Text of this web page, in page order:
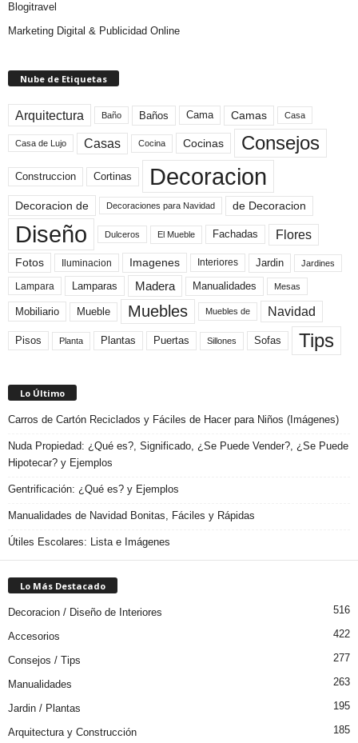
Blogitravel
Marketing Digital & Publicidad Online
Nube de Etiquetas
Arquitectura Baño Baños Cama Camas Casa
Casa de Lujo Casas Cocina Cocinas Consejos
Construccion Cortinas Decoracion
Decoracion de Decoraciones para Navidad de Decoracion
Diseño Dulceros El Mueble Fachadas Flores
Fotos Iluminacion Imagenes Interiores Jardin Jardines
Lampara Lamparas Madera Manualidades Mesas
Mobiliario Mueble Muebles Muebles de Navidad
Pisos Planta Plantas Puertas Sillones Sofas Tips
Lo Último
Carros de Cartón Reciclados y Fáciles de Hacer para Niños (Imágenes)
Nuda Propiedad: ¿Qué es?, Significado, ¿Se Puede Vender?, ¿Se Puede
Hipotecar? y Ejemplos
Gentrificación: ¿Qué es? y Ejemplos
Manualidades de Navidad Bonitas, Fáciles y Rápidas
Útiles Escolares: Lista e Imágenes
Lo Más Destacado
Decoracion / Diseño de Interiores 516
Accesorios 422
Consejos / Tips 277
Manualidades 263
Jardin / Plantas 195
Arquitectura y Construcción 185